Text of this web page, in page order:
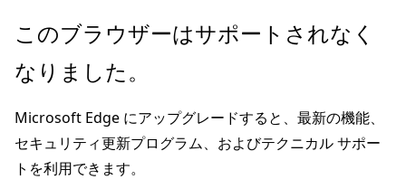
メ
ン
ン
テ
ン
ペ
ジ
ナ
ビ
ゲ
このブラウザーはサポートされなく
なりました。
Microsoft Edge にアップグレードすると、最新の機能、
セキュリティ更新プログラム、およびテクニカル サポー
トを利用できます。